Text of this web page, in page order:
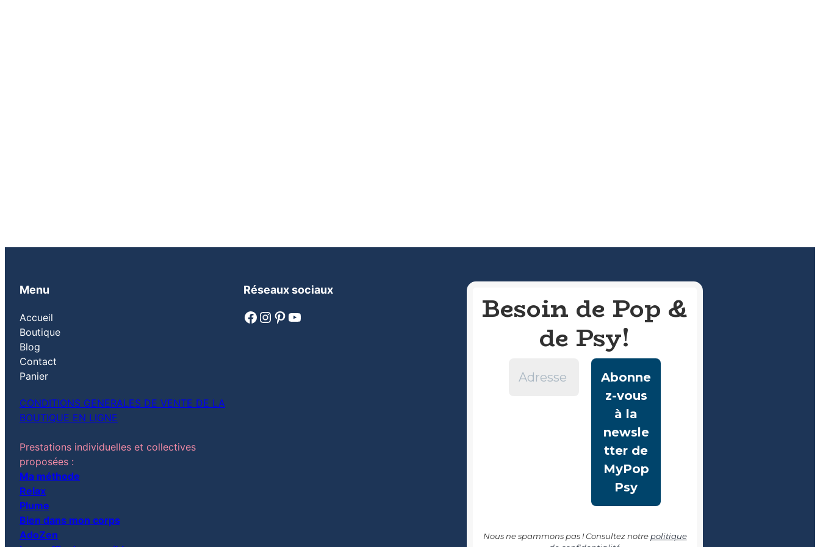
Menu
Accueil
Boutique
Blog
Contact
Panier
CONDITIONS GENERALES DE VENTE DE LA
BOUTIQUE EN LIGNE
Prestations individuelles et collectives
proposées :
Ma méthode
Relax
Plume
Bien dans mon corps
AdoZen
Réseaux sociaux
Facebook Instagram Pinterest YouTube Besoin de Pop &
de Psy!
Nous ne spammons pas ! Consultez notre politique